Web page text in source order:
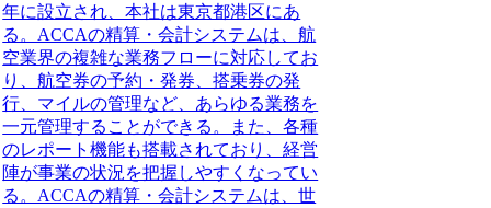
年に設立され、本社は東京都港区にあ
る。ACCAの精算・会計システムは、航
空業界の複雑な業務フローに対応してお
り、航空券の予約・発券、搭乗券の発
行、マイルの管理など、あらゆる業務を
一元管理することができる。また、各種
のレポート機能も搭載されており、経営
陣が事業の状況を把握しやすくなってい
る。ACCAの精算・会計システムは、世